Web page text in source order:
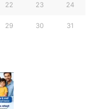
22 23 24
29 30 31